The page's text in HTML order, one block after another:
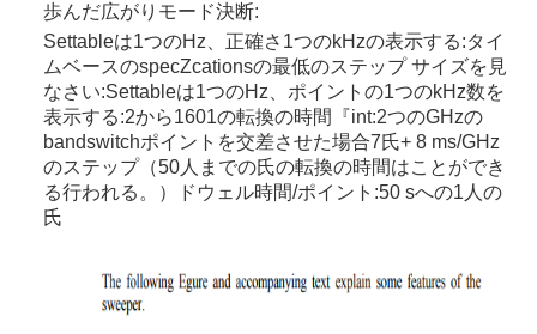
歩んだ広がりモード決断:
Settableは1つのHz、正確さ1つのkHzの表示する:タイ
ムベースのspecZcationsの最低のステップ サイズを見
なさい:Settableは1つのHz、ポイントの1つのkHz数を
表示する:2から1601の転換の時間『int:2つのGHzの
bandswitchポイントを交差させた場合7氏+ 8 ms/GHz
のステップ（50人までの氏の転換の時間はことができ
る行われる。）ドウェル時間/ポイント:50 sへの1人の
氏